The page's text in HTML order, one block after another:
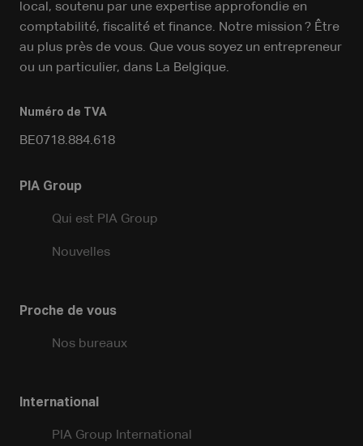
local, soutenu par une expertise approfondie en
comptabilité, fiscalité et finance. Notre mission ? Être
au plus près de vous. Que vous soyez un entrepreneur
ou un particulier, dans La Belgique.
Numéro de TVA
BE0718.884.618
PIA Group
Qui est PIA Group
Nouvelles
Proche de vous
Nos bureaux
International
PIA Group International